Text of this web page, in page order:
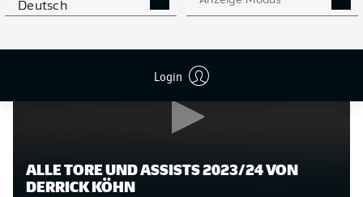
Deutsch
Login
ALLE TORE UND ASSISTS 2023/24 VON
DERRICK KÖHN